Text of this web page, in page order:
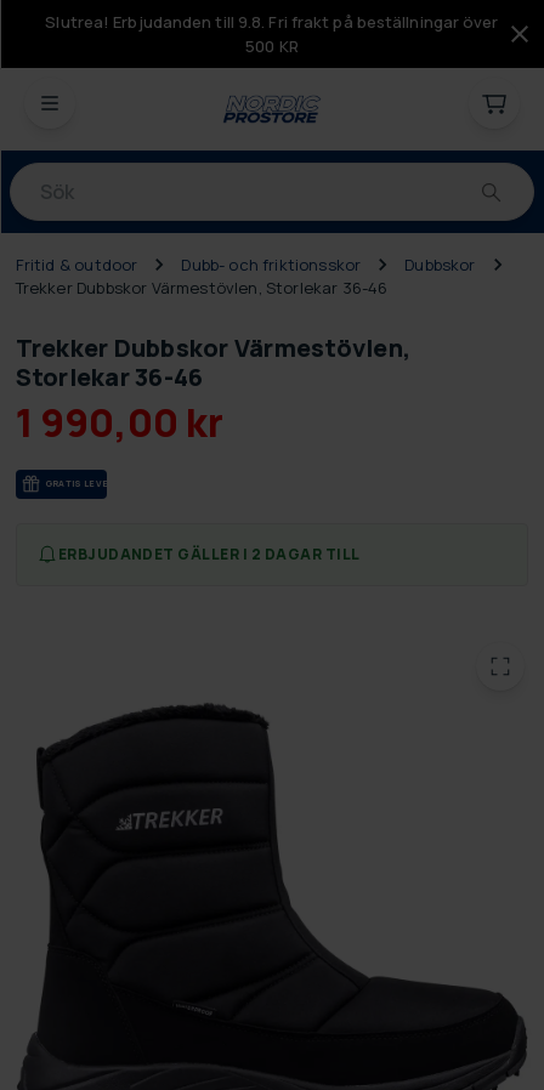
Slutrea! Erbjudanden till 9.8. Fri frakt på beställningar över
500 KR
Produkter
Fritid & outdoor Dubb- och friktionsskor
Dubbskor
Trekker Dubbskor Värmestövlen, Storlekar 36-46
Trekker Dubbskor Värmestövlen,
Storlekar 36-46
1 990,00 kr
GRA­TIS LE­VE­RANS
ERBJUDANDET GÄLLER I 2 DAGAR TILL